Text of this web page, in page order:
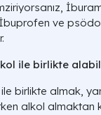
İbuprofen ve
ile birlikte
birlikte almak,
alkol almaktan